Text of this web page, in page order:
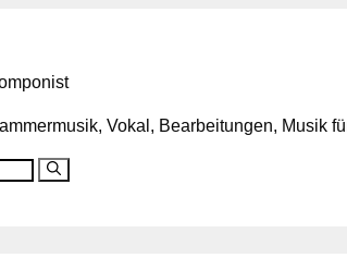
Vokal, Bearbeitungen, Musik